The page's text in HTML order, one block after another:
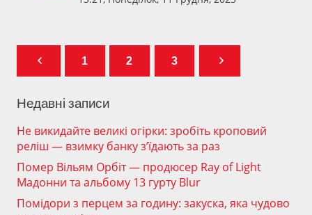
1 2 3
Недавні записи
Не викидайте великі огірки: зробіть кроповий
реліш — взимку банку з’їдають за раз
Помер Вільям Орбіт — продюсер Ray of Light
Мадонни та альбому 13 гурту Blur
Помідори з перцем за годину: закуска, яка чудово